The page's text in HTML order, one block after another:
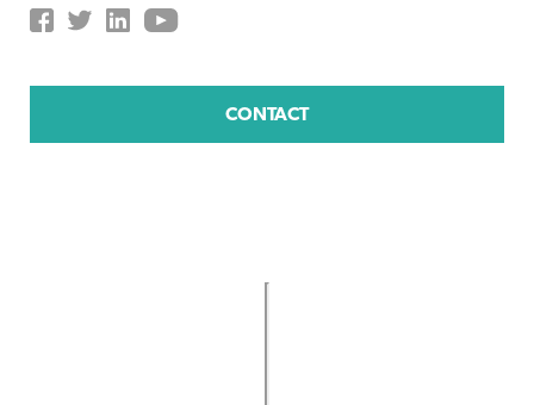
CONTACT